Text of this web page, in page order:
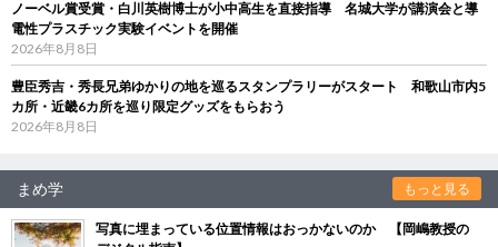
ノーベル賞受賞・白川英樹博士が小中高生を直接指導 名城大学が講演会と導
電性プラスチック実験イベントを開催
2026年8月8日
豊臣秀吉・秀長兄弟ゆかりの地を巡るスタンプラリーがスタート 和歌山市内5
カ所・近畿6カ所を巡り限定グッズをもらおう
2026年8月8日
まめ学 もっと見る
写真に埋まっている位置情報はおっかないのか 【岡嶋教授の